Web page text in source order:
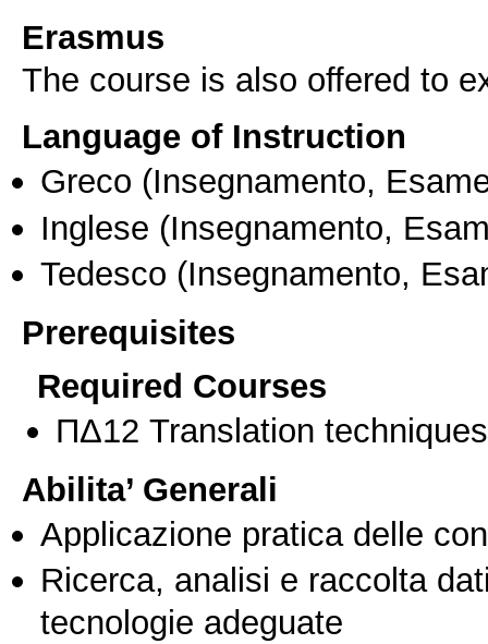
Erasmus
The course is also offered to
Language of Instruction
Greco (Insegnamento,
Inglese (Insegnamento,
Tedesco (Insegnamento,
Prerequisites
Required Courses
ΠΔ12 Translation
Abilita’ Generali
Applicazione pratica delle
Ricerca, analisi e raccolta
tecnologie adeguate